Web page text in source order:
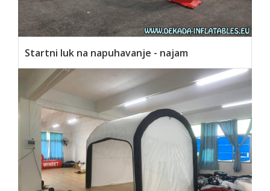
Startni luk na napuhavanje - najam